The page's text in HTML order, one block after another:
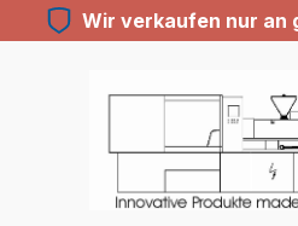
Zum Hauptinhalt springen
Wir verkaufen nur an